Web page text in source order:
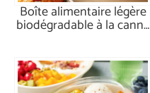
Boîte alimentaire légère
biodégradable à la canne
à sucre de 1 000 ml